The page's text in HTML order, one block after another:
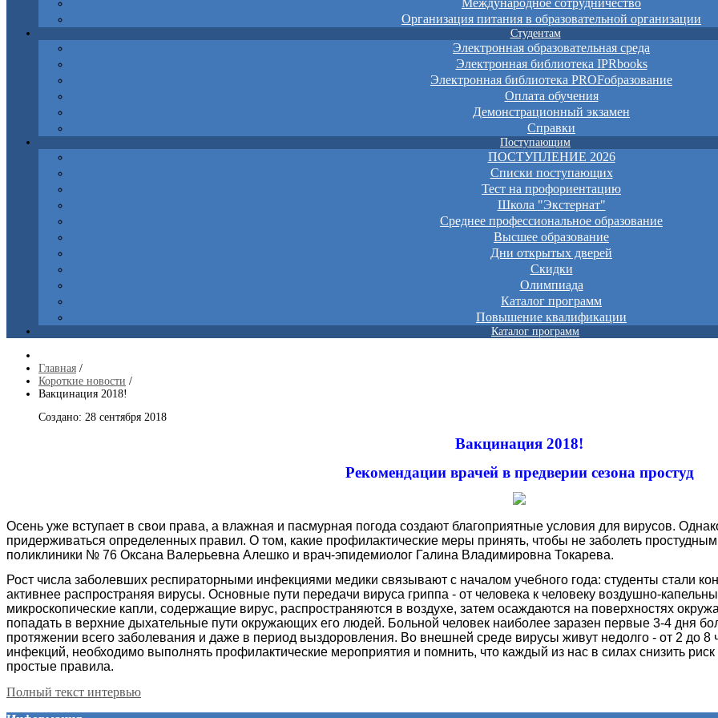
Организация питания в образовательной организации
Студентам
Электронная образовательная среда
Электронная библиотека IPRbooks
Электронная библиотека PROFобразование
Оплата обучения
Демонстрационный экзамен
Справки
Поступающим
ПОСТУПЛЕНИЕ 2026
Списки поступающих
Тест на профориентацию
Школа "Экстернат"
Среднее профессиональное образование
Высшее образование
Дни открытых дверей
Скидки
Олимпиада
Каталог программ
Повышение квалификации
Каталог программ
Главная /
Короткие новости /
Вакцинация 2018!
Создано: 28 сентября 2018
Вакцинация 2018!
Рекомендации врачей в предверии сезона простуд
Осень уже вступает в свои права, а влажная и пасмурная погода создают благоприятные условия для вирусов.
придерживаться определенных правил. О том, какие профилактические меры принять, чтобы не заболеть
поликлиники № 76 Оксана Валерьевна Алешко и врач-эпидемиолог Галина Владимировна Токарева.
Рост числа заболевших респираторными инфекциями медики связывают с началом учебного года: студенты стали
активнее распространяя вирусы. Основные пути передачи вируса гриппа - от человека к человеку воздушно-
микроскопические капли, содержащие вирус, распространяются в воздухе, затем осаждаются на поверхностях
попадать в верхние дыхательные пути окружающих его людей. Больной человек наиболее заразен первые 3-4 дня
протяжении всего заболевания и даже в период выздоровления. Во внешней среде вирусы живут недолго - от 2 до
инфекций, необходимо выполнять профилактические мероприятия и помнить, что каждый из нас в силах снизить
простые правила.
Полный текст интервью